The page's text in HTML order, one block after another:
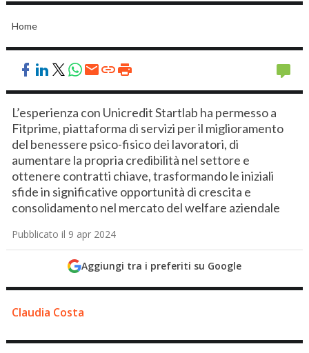
Home
L’esperienza con Unicredit Startlab ha permesso a
Fitprime, piattaforma di servizi per il miglioramento
del benessere psico-fisico dei lavoratori, di
aumentare la propria credibilità nel settore e
ottenere contratti chiave, trasformando le iniziali
sfide in significative opportunità di crescita e
consolidamento nel mercato del welfare aziendale
Pubblicato il 9 apr 2024
Aggiungi tra i preferiti su Google
Claudia Costa